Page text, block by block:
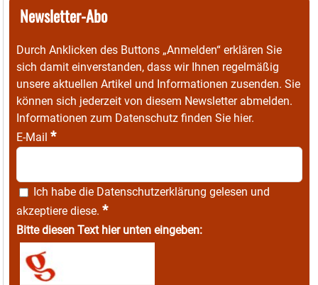
Newsletter-Abo
Durch Anklicken des Buttons „Anmelden“ erklären Sie
sich damit einverstanden, dass wir Ihnen regelmäßig
unsere aktuellen Artikel und Informationen zusenden. Sie
können sich jederzeit von diesem Newsletter abmelden.
Informationen zum Datenschutz finden Sie hier.
E-Mail *
Ich habe die Datenschutzerklärung gelesen und
akzeptiere diese. *
Bitte diesen Text hier unten eingeben: